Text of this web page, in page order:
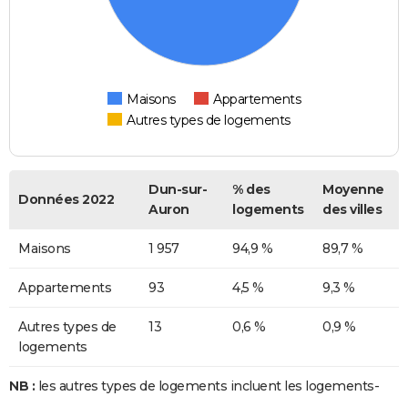
Maisons
Appartements
Autres types de logements
Données 2022
Dun-sur-
Auron
% des
logements
Moyenne
des villes
Maisons 1 957 94,9 % 89,7 %
Appartements 93 4,5 % 9,3 %
Autres types de
logements
13 0,6 % 0,9 %
NB : les autres types de logements incluent les logements-